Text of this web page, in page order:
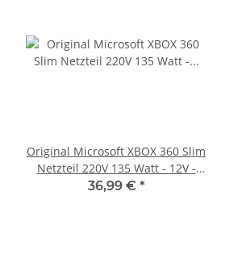
Original Microsoft XBOX 360 Slim
Netzteil 220V 135 Watt - 12V -
10.83A * gebraucht
36,99 € *